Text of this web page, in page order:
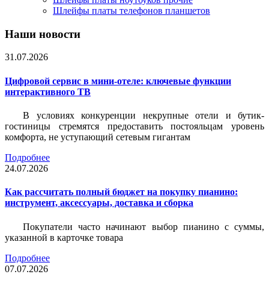
Шлейфы платы телефонов планшетов
Наши новости
31.07.2026
Цифровой сервис в мини-отеле: ключевые функции
интерактивного ТВ
В условиях конкуренции некрупные отели и бутик-
гостиницы стремятся предоставить постояльцам уровень
комфорта, не уступающий сетевым гигантам
Подробнее
24.07.2026
Как рассчитать полный бюджет на покупку пианино:
инструмент, аксессуары, доставка и сборка
Покупатели часто начинают выбор пианино с суммы,
указанной в карточке товара
Подробнее
07.07.2026